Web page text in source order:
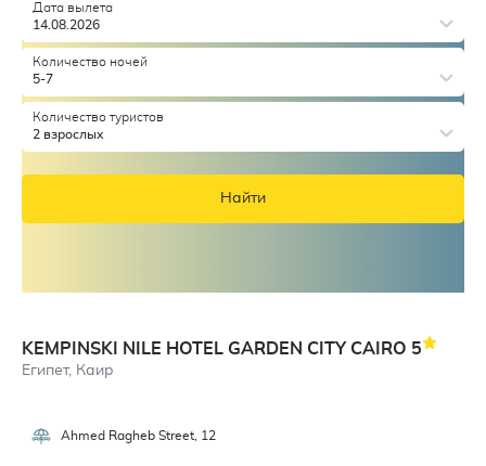
Дата вылета
14.08.2026
Количество ночей
5-7
Количество туристов
2 взрослых
Найти
KEMPINSKI NILE HOTEL GARDEN CITY CAIRO 5
Египет, Каир
Ahmed Ragheb Street, 12